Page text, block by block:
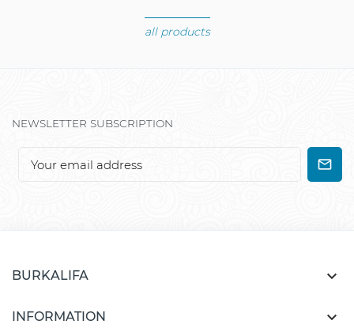
all products
NEWSLETTER SUBSCRIPTION
BURKALIFA 
INFORMATION 